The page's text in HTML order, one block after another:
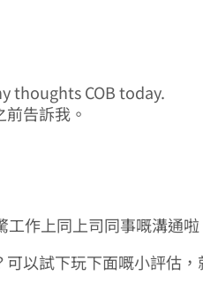
thoughts COB today.
告訴我。
作上同上司同事嘅溝通啦
以試下玩下面嘅小評估，